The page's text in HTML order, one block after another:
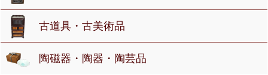
古道具・古美術品
陶磁器・陶器・陶芸品